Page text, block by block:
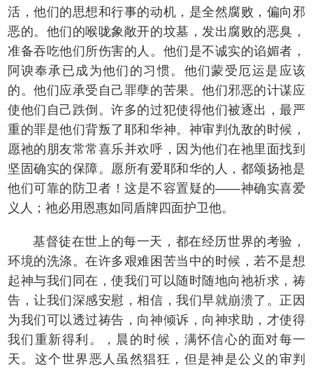
活，他们的思想和行事的动机，是全然腐败，偏向邪
恶的。他们的喉咙象敞开的坟墓，发出腐败的恶臭，
准备吞吃他们所伤害的人。他们是不诚实的谄媚者，
阿谀奉承已成为他们的习惯。他们蒙受厄运是应该
的。他们应承受自己罪孽的苦果。他们邪恶的计谋应
使他们自己跌倒。许多的过犯使得他们被逐出，最严
重的罪是他们背叛了耶和华神。神审判仇敌的时候，
愿祂的朋友常常喜乐并欢呼，因为他们在祂里面找到
坚固确实的保障。愿所有爱耶和华的人，都颂扬祂是
他们可靠的防卫者！这是不容置疑的——神确实喜爱
义人；祂必用恩惠如同盾牌四面护卫他。
基督徒在世上的每一天，都在经历世界的考验，
环境的洗涤。在许多艰难困苦当中的时候，若不是想
起神与我们同在，使我们可以随时随地向祂祈求，祷
告，让我们深感安慰，相信，我们早就崩溃了。正因
为我们可以透过祷告，向神倾诉，向神求助，才使得
我们重新得利。，晨的时候，满怀信心的面对每一
天。这个世界恶人虽然猖狂，但是神是公义的审判